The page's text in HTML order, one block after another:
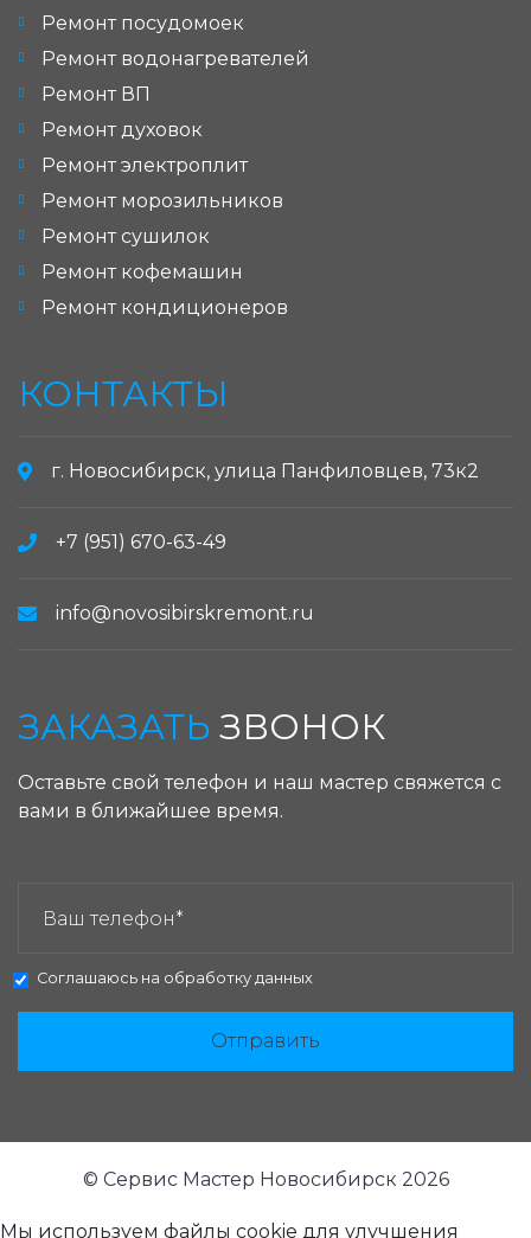
Ремонт посудомоек
Ремонт водонагревателей
Ремонт ВП
Ремонт духовок
Ремонт электроплит
Ремонт морозильников
Ремонт сушилок
Ремонт кофемашин
Ремонт кондиционеров
КОНТАКТЫ
г. Новосибирск, улица Панфиловцев, 73к2
+7 (951) 670-63-49
info@novosibirskremont.ru
ЗАКАЗАТЬ ЗВОНОК
Оставьте свой телефон и наш мастер свяжется с
вами в ближайшее время.
Соглашаюсь на обработку данных
Отправить
© Сервис Мастер Новосибирск 2026
Мы используем файлы cookie для улучшения